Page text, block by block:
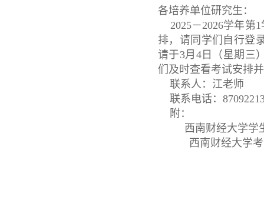
各培养单位研究生：
2025－2026学年第1
排，请同学们自行登
请于3月 4日（星期 三
们及时查看考试安排
联系人：江老师
联系电话：
附：
西南财经大学学
西南财经大学考